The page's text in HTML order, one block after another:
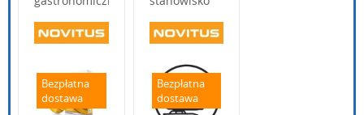
Dotykacka_instrukcja_obsługi-22072020.pdf
pobierz
Wpisz poniżej swoje pytanie
magazynem
Bezpłatna
dostawa
Bezpłatna
dostawa